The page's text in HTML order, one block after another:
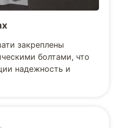
закреплены
болтами, что
надежность и